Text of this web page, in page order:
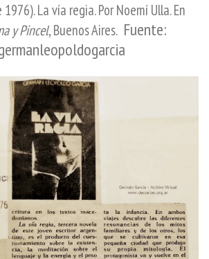
La vía regia. Por Noemí Ulla. En
y Pincel, Buenos Aires. Fuente: